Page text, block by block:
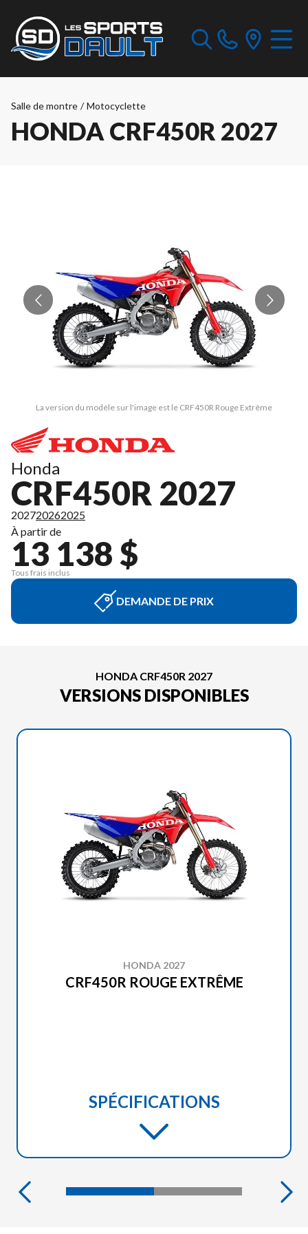
Salle de montre / Motocyclette
HONDA CRF450R 2027
La version du modèle sur l'image est le CRF450R Rouge Extrême
Honda
CRF450R 2027
202720262025
À partir de
13 138 $
Tous frais inclus
DEMANDE DE PRIX
HONDA CRF450R 2027
VERSIONS DISPONIBLES
HONDA 2027
CRF450R ROUGE EXTRÊME
SPÉCIFICATIONS